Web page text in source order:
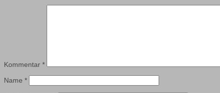
Kommentar *
Name *